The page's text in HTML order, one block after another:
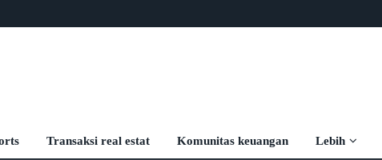
Transaksi real estat Komunitas keuangan Lebih